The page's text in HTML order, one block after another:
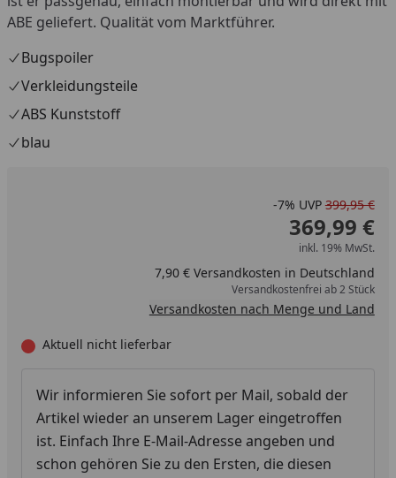
ABE geliefert. Qualität vom Marktführer.
Bugspoiler
Verkleidungsteile
ABS Kunststoff
blau
-7% UVP 399,95 €
369,99 €
inkl. 19% MwSt.
7,90 € Versandkosten in Deutschland
Versandkostenfrei ab 2 Stück
Versandkosten nach Menge und Land
Aktuell nicht lieferbar
Wir informieren Sie sofort per Mail, sobald der
Artikel wieder an unserem Lager eingetroffen
ist. Einfach Ihre E-Mail-Adresse angeben und
schon gehören Sie zu den Ersten, die diesen